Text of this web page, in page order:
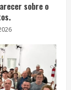
sobre o